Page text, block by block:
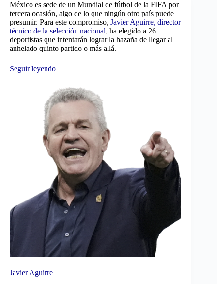
México es sede de un Mundial de fútbol de la FIFA por
tercera ocasión, algo de lo que ningún otro país puede
presumir. Para este compromiso, Javier Aguirre, director
técnico de la selección nacional, ha elegido a 26
deportistas que intentarán lograr la hazaña de llegar al
anhelado quinto partido o más allá.
Seguir leyendo
Javier Aguirre